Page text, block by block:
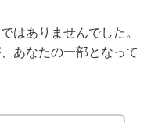
はありませんでした。
あなたの一部となって